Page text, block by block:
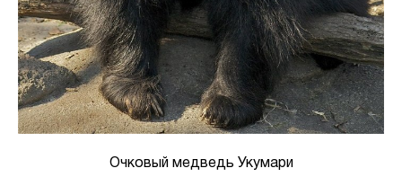
Очковый медведь Укумари